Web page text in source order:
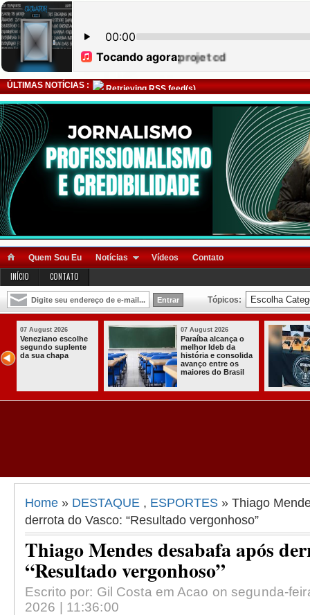
ÚLTIMAS NOTÍCIAS : Retrieving RSS feed(s)
Quem Sou Eu Notícias Vídeos Contato
INÍCIO CONTATO
Tópicos:
07 August 2026
Homem é preso
com armas,
munições e
radiocomunicadore
s no Conde
03 August 2026
Itabaiana
a primeira
Comunitária
Solidária a
Comunidade
Almir Muniz
Home » DESTAQUE , ESPORTES » Thiago
derrota do Vasco: “Resultado vergonhoso”
Thiago Mendes desabafa após
“Resultado vergonhoso”
Escrito por: Gil Costa em Acao on segunda-
2026 | 11:36:00